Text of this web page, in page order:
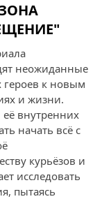
неожиданные
героев к новым
и жизни.
внутренних
начать всё с
курьёзов и
исследовать
пытаясь